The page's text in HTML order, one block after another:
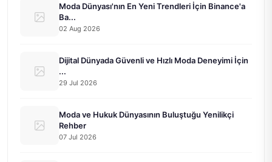
Moda Dünyası'nın En Yeni Trendleri İçin Binance'a
Ba...
02 Aug 2026
Dijital Dünyada Güvenli ve Hızlı Moda Deneyimi İçin
...
29 Jul 2026
Moda ve Hukuk Dünyasının Buluştuğu Yenilikçi
Rehber
07 Jul 2026